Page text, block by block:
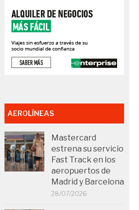
AEROLÍNEAS
Mastercard
estrena su servicio
Fast Track en los
aeropuertos de
Madrid y Barcelona
28/07/2026